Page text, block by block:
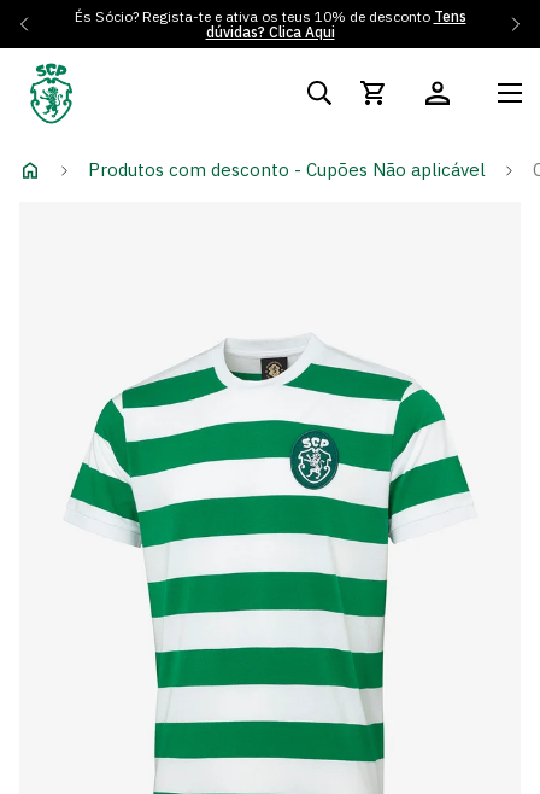
És Sócio? Regista-te e ativa os teus 10% de desconto Tens
dúvidas? Clica Aqui
Produtos com desconto - Cupões Não aplicável